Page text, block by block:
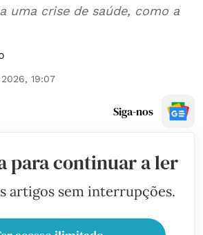
uma crise de saúde, como a
19:07
Siga-nos
para continuar a ler
artigos sem interrupções.